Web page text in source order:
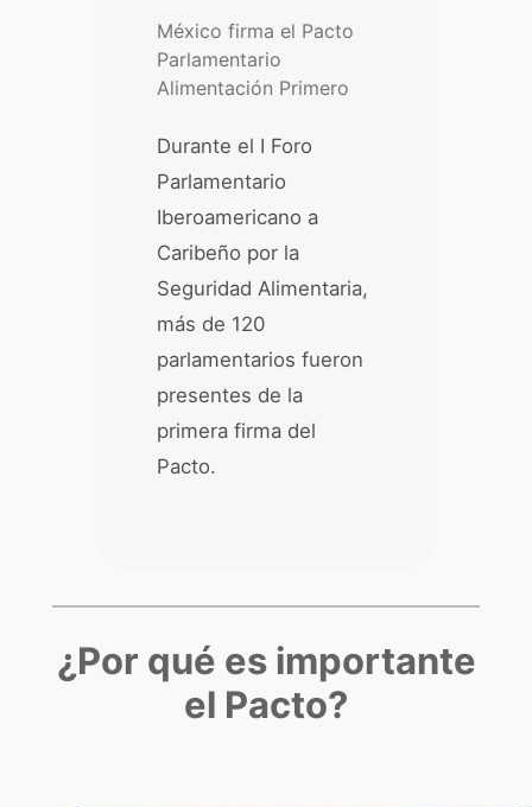
México firma el Pacto
Parlamentario
Alimentación Primero
Durante el I Foro
Parlamentario
Iberoamericano a
Caribeño por la
Seguridad Alimentaria,
más de 120
parlamentarios fueron
presentes de la
primera firma del
Pacto.
¿Por qué es importante
el Pacto?